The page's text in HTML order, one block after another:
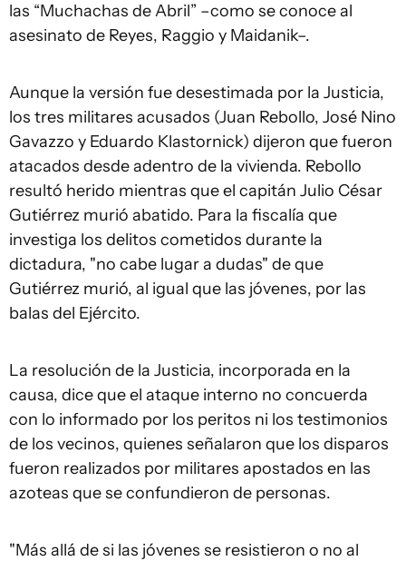
las “Muchachas de Abril” –como se conoce al
asesinato de Reyes, Raggio y Maidanik–.
Aunque la versión fue desestimada por la Justicia,
los tres militares acusados (Juan Rebollo, José Nino
Gavazzo y Eduardo Klastornick) dijeron que fueron
atacados desde adentro de la vivienda. Rebollo
resultó herido mientras que el capitán Julio César
Gutiérrez murió abatido. Para la fiscalía que
investiga los delitos cometidos durante la
dictadura, "no cabe lugar a dudas" de que
Gutiérrez murió, al igual que las jóvenes, por las
balas del Ejército.
La resolución de la Justicia, incorporada en la
causa, dice que el ataque interno no concuerda
con lo informado por los peritos ni los testimonios
de los vecinos, quienes señalaron que los disparos
fueron realizados por militares apostados en las
azoteas que se confundieron de personas.
"Más allá de si las jóvenes se resistieron o no al